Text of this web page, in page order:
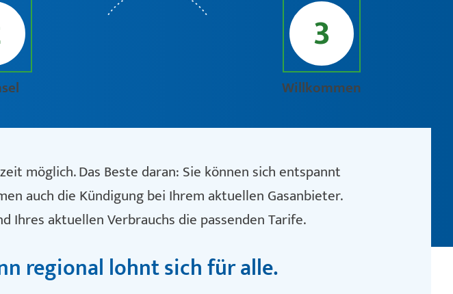
3
Willkommen
möglich. Das Beste daran: Sie können sich entspannt
auch die Kündigung bei Ihrem aktuellen Gasanbieter.
Ihres aktuellen Verbrauchs die passenden Tarife.
regional lohnt sich für alle.